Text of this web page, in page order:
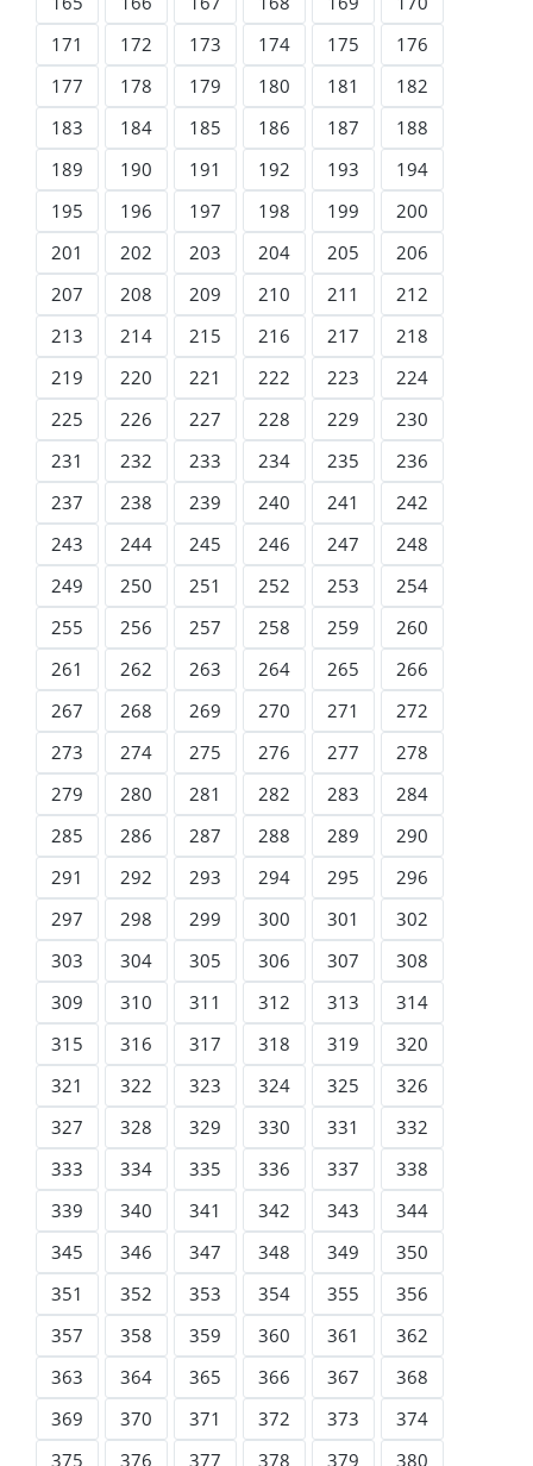
171
172 173 174 175
176
177
178 179 180 181
182
183
184 185 186 187
188
189
190 191 192 193
194
195
196 197 198 199
200
201
202 203 204 205
206
207
208 209 210 211
212
213
214 215 216 217
218
219
220 221 222 223
224
225
226 227 228 229
230
231
232 233 234 235
236
237
238 239 240 241
242
243
244 245 246 247
248
249
250 251 252 253
254
255
256 257 258 259
260
261
262 263 264 265
266
267
268 269 270 271
272
273
274 275 276 277
278
279
280 281 282 283
284
285
286 287 288 289
290
291
292 293 294 295
296
297
298 299 300 301
302
303
304 305 306 307
308
309
310 311 312 313
314
315
316 317 318 319
320
321
322 323 324 325
326
327
328 329 330 331
332
333
334 335 336 337
338
339
340 341 342 343
344
345
346 347 348 349
350
351
352 353 354 355
356
357
358 359 360 361
362
363
364 365 366 367
368
369
370 371 372 373
374
375
376 377 378 379 380